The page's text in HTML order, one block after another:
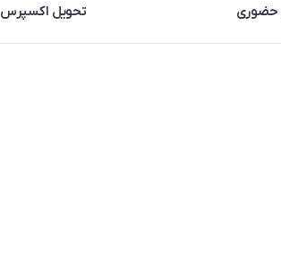
تحویل اکسپرس